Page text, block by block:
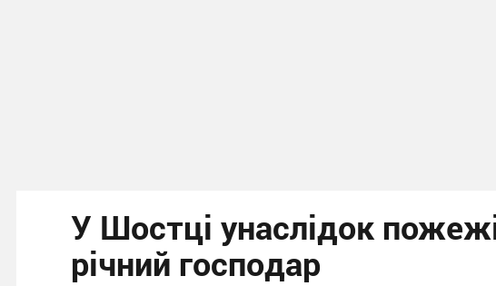
У Шостці унаслідок
річний господар